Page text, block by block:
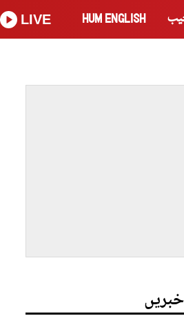
HUM ENGLISH
LIVE